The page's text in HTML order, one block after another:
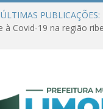
ÚLTIMAS PUBLICAÇÕES: